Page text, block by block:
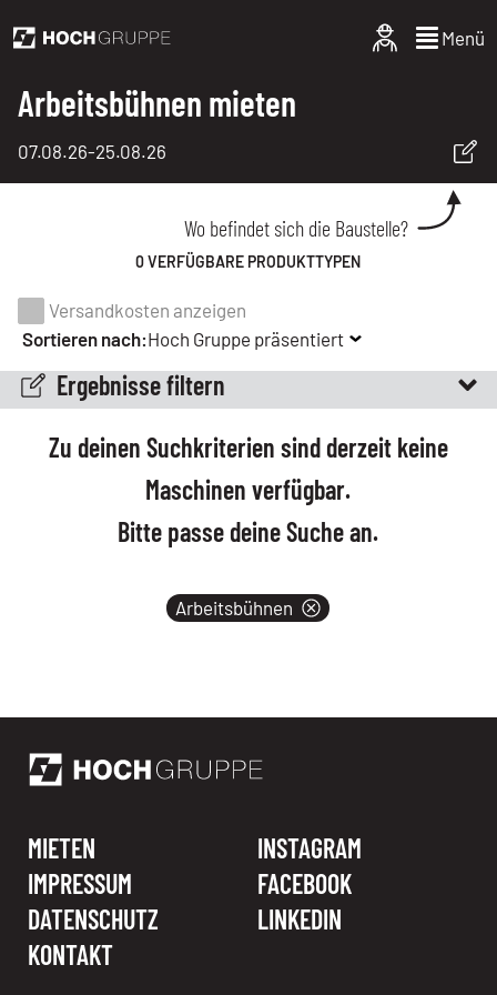
Menü
Arbeitsbühnen mieten
07.08.26-25.08.26
Wo befindet sich die Baustelle?
0 VERFÜGBARE PRODUKTTYPEN
Ergebnisse filtern
Versandkosten anzeigen
Sortieren nach:Hoch Gruppe präsentiert
Zu deinen Suchkriterien sind derzeit keine
Maschinen verfügbar.
Bitte passe deine Suche an.
Arbeitsbühnen
MIETEN
IMPRESSUM
DATENSCHUTZ
KONTAKT
INSTAGRAM
FACEBOOK
LINKEDIN